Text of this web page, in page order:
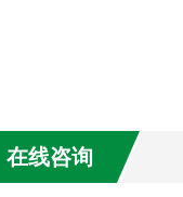
在线咨询